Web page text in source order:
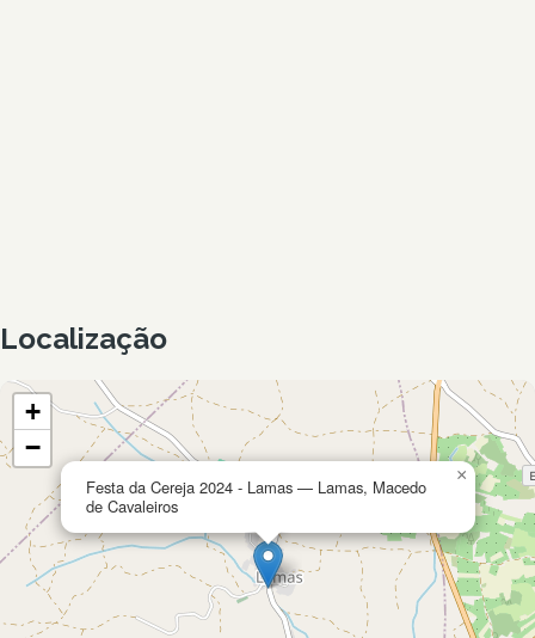
Localização
Festa da Cereja 2024 - Lamas — Lamas, Macedo
de Cavaleiros
×
+
−